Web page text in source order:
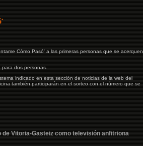
Cómo Pasó' a las primeras personas que se acerquen
dos personas.
indicado en esta sección de noticias de la web del
también participarán en el sorteo con el número que se
de Vitoria-Gasteiz como televisión anfitriona